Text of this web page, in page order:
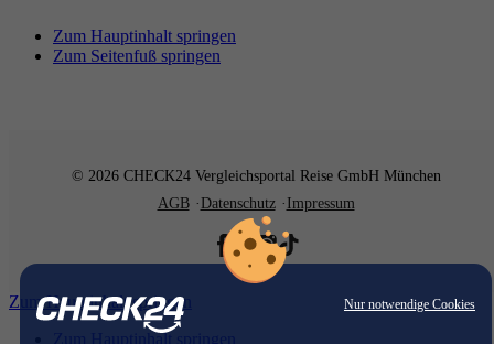
Nur notwendige Cookies
Zum Hauptinhalt springen
Zum Seitenfuß springen
© 2026 CHECK24 Vergleichsportal Reise GmbH München
AGB
Datenschutz Impressum
Zum Hauptinhalt springen
Zum Hauptinhalt springen